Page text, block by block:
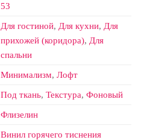
53
Для гостиной, Для кухни, Для
прихожей (коридора), Для
спальни
Минимализм, Лофт
Под ткань, Текстура, Фоновый
Флизелин
Винил горячего тиснения